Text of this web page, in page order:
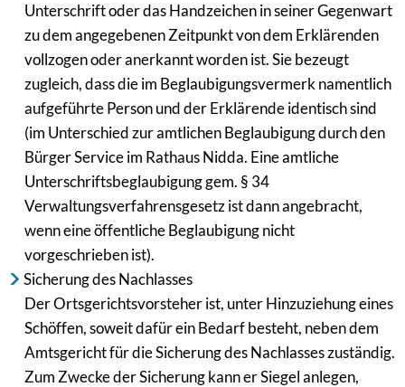
Unterschrift oder das Handzeichen in seiner Gegenwart
zu dem angegebenen Zeitpunkt von dem Erklärenden
vollzogen oder anerkannt worden ist. Sie bezeugt
zugleich, dass die im Beglaubigungsvermerk namentlich
aufgeführte Person und der Erklärende identisch sind
(im Unterschied zur amtlichen Beglaubigung durch den
Bürger Service im Rathaus Nidda. Eine amtliche
Unterschriftsbeglaubigung gem. § 34
Verwaltungsverfahrensgesetz ist dann angebracht,
wenn eine öffentliche Beglaubigung nicht
vorgeschrieben ist).
Sicherung des Nachlasses
Der Ortsgerichtsvorsteher ist, unter Hinzuziehung eines
Schöffen, soweit dafür ein Bedarf besteht, neben dem
Amtsgericht für die Sicherung des Nachlasses zuständig.
Zum Zwecke der Sicherung kann er Siegel anlegen,